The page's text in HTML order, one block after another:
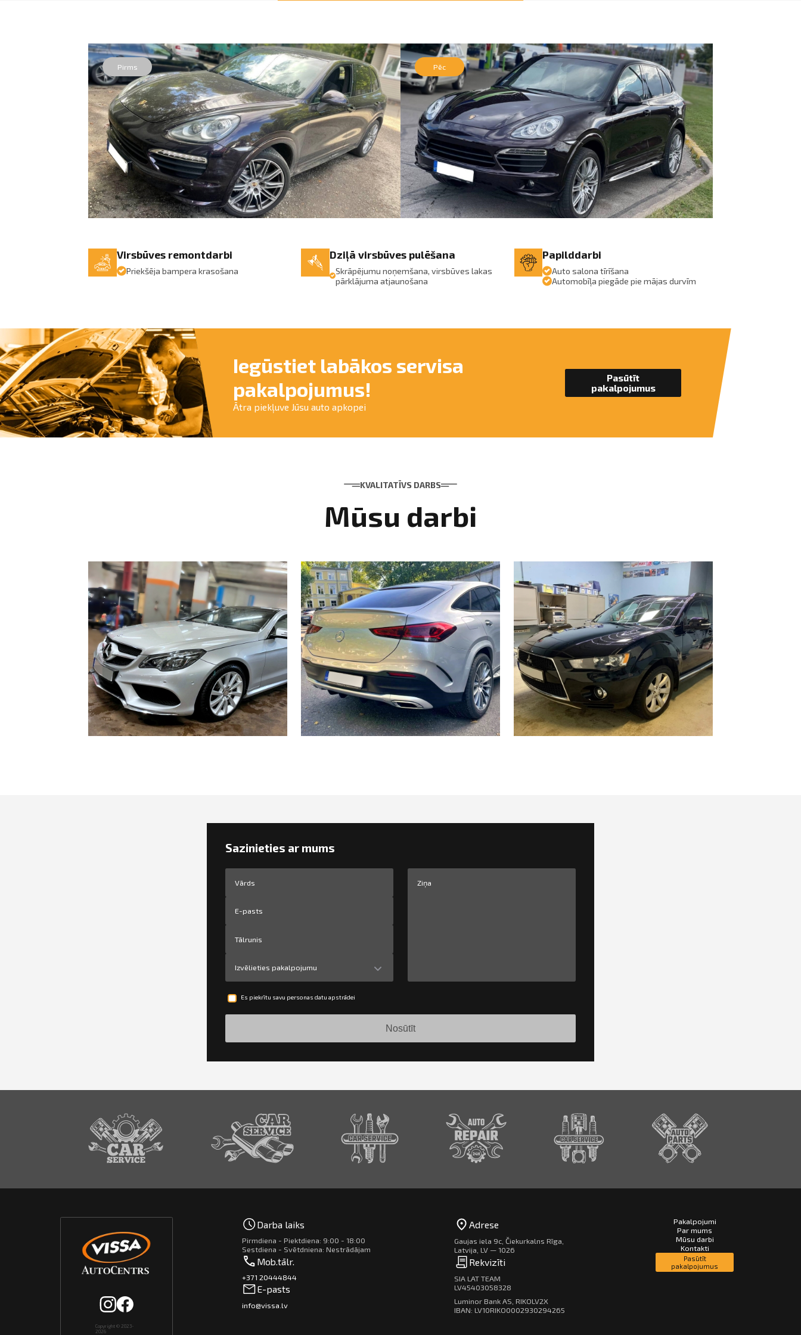
Pirms Pēc
Virsbūves remontdarbi
Priekšēja bampera krasošana
Dziļā virsbūves pulēšana
Skrāpējumu noņemšana, virsbūves lakas
pārklājuma atjaunošana
Papilddarbi
Auto salona tīrīšana
Automobīļa piegāde pie mājas durvīm
Iegūstiet labākos servisa
pakalpojumus!
Ātra piekļuve Jūsu auto apkopei
Pasūtīt
pakalpojumus
KVALITATĪVS DARBS
Mūsu darbi
Sazinieties ar mums
Izvēlieties pakalpojumu
Es piekrītu savu personas datu apstrādei
Nosūtīt
Copyright © 2023-
2026
Darba laiks
Pirmdiena - Piektdiena: 9:00 - 18:00
Sestdiena - Svētdniena: Nestrādājam
Mob.tālr.
+371 20444844
E-pasts
info@vissa.lv
Adrese
Gaujas iela 9c, Čiekurkalns Rīga,
Latvija, LV — 1026
Rekvizīti
SIA LAT TEAM
LV45403058328
Luminor Bank AS, RIKOLV2X
IBAN: LV10RIKO0002930294265
Pakalpojumi
Par mums
Mūsu darbi
Kontakti
Pasūtīt
pakalpojumus